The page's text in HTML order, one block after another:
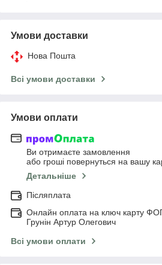
Умови доставки
Нова Пошта
Всі умови доставки
Умови оплати
Ви отримаєте замовлення
або гроші повернуться на вашу
Детальніше
Післяплата
Онлайн оплата на ключ карту
Грунін Артур Олегович
Всі умови оплати